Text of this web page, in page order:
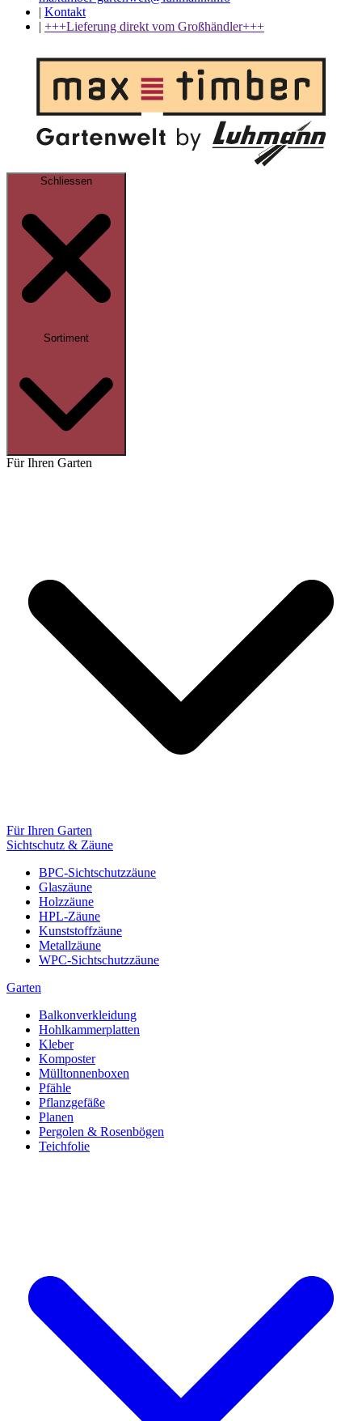
| Kontakt
| +++Lieferung direkt vom Großhändler+++
Schliessen
Sortiment
Für Ihren Garten
Für Ihren Garten
Sichtschutz & Zäune
BPC-Sichtschutzzäune
Glaszäune
Holzzäune
HPL-Zäune
Kunststoffzäune
Metallzäune
WPC-Sichtschutzzäune
Garten
Balkonverkleidung
Hohlkammerplatten
Kleber
Komposter
Mülltonnenboxen
Pfähle
Pflanzgefäße
Planen
Pergolen & Rosenbögen
Teichfolie